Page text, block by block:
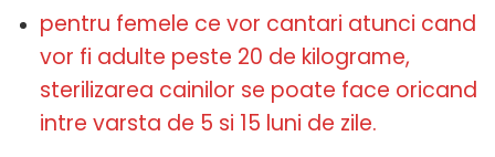
pentru femele ce vor cantari atunci cand
vor fi adulte peste 20 de kilograme,
sterilizarea cainilor se poate face oricand
intre varsta de 5 si 15 luni de zile.